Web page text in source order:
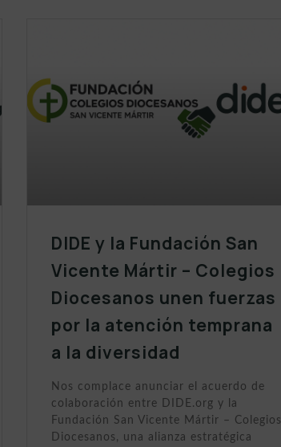
DIDE y la Fundación San
Vicente Mártir – Colegios
Diocesanos unen fuerzas
por la atención temprana
a la diversidad
Nos complace anunciar el acuerdo de
colaboración entre DIDE.org y la
Fundación San Vicente Mártir – Colegios
Diocesanos, una alianza estratégica